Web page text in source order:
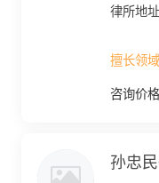
律所地址
擅长领
咨询价
孙忠